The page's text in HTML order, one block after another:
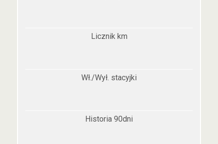
Licznik km
Wł./Wył. stacyjki
Historia 90dni